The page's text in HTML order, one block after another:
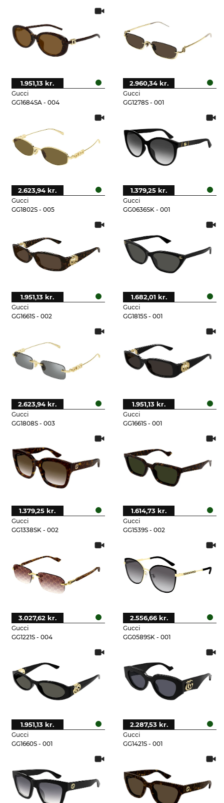
Gucci
GG1684SA - 004
1.951,13 kr.
Gucci
GG1278S - 001
2.960,34 kr.
Gucci
GG1802S - 005
2.623,94 kr.
Gucci
GG0636SK - 001
1.379,25 kr.
Gucci
GG1661S - 002
1.951,13 kr.
Gucci
GG1815S - 001
1.682,01 kr.
Gucci
GG1808S - 003
2.623,94 kr.
Gucci
GG1661S - 001
1.951,13 kr.
Gucci
GG1338SK - 002
1.379,25 kr.
Gucci
GG1539S - 002
1.614,73 kr.
Gucci
GG1221S - 004
3.027,62 kr.
Gucci
GG0589SK - 001
2.556,66 kr.
Gucci
GG1660S - 001
1.951,13 kr.
Gucci
GG1421S - 001
2.287,53 kr.